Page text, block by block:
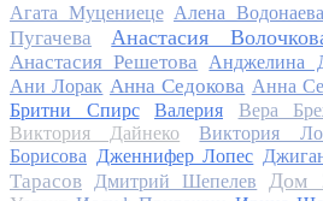
Агата Муцениеце Алена Водонаева
Пугачева
Анастасия
Анастасия Решетова Анджелина
Ани Лорак Анна Седокова Анна
Бритни Спирс
Валерия Вера
Виктория Дайнеко Виктория
Борисова Дженнифер Лопес
Тарасов
Дмитрий Шепелев Дом